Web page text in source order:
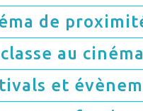
de
au cinéma
et